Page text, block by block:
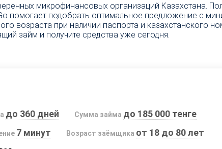
микрофинансовых организаций Казахстана.
помогает подобрать оптимальное предложение с
возраста при наличии паспорта и казахстанского
займ и получите средства уже сегодня.
до 360 дней Сумма займа до 185 000 тенге
7 минут Возраст заёмщика от 18 до 80 лет